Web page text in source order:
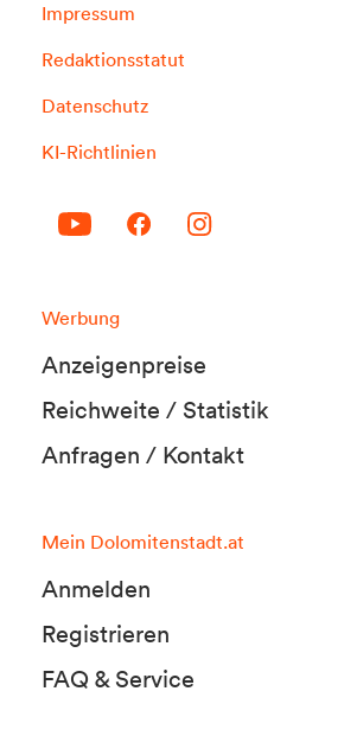
Impressum
Redaktionsstatut
Datenschutz
KI-Richtlinien
Werbung
Anzeigenpreise
Reichweite / Statistik
Anfragen / Kontakt
Mein Dolomitenstadt.at
Anmelden
Registrieren
FAQ & Service